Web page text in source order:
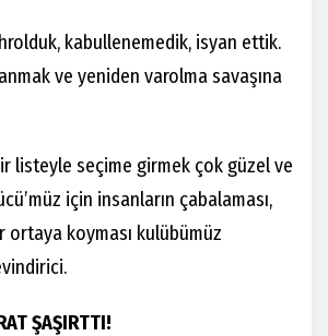
kabullenemedik, isyan ettik.
ve yeniden varolma savaşına
listeyle seçime girmek çok güzel ve
için insanların çabalaması,
ortaya koyması kulübümüz
ŞAŞIRTTI!